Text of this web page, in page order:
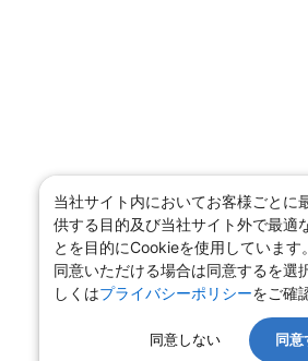
当社サイト内においてお客様ごとに
供する目的及び当社サイト外で最適
とを目的にCookieを使用しています
同意いただける場合は同意するを選
しくはプライバシーポリシーをご確
同意しない 同意